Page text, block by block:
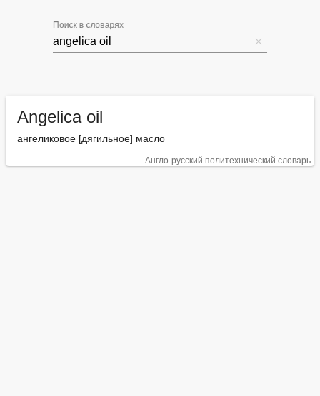
Поиск в словарях
Angelica oil
ангеликовое [дягильное] масло
Англо-русский политехнический словарь